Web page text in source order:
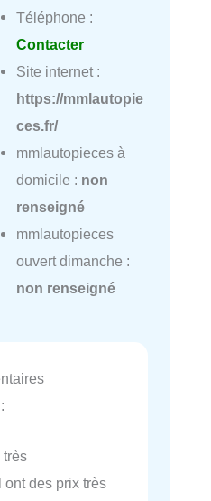
Téléphone :
Contacter
Site internet :
https://mmlautopie
ces.fr/
mmlautopieces à
domicile : non
renseigné
mmlautopieces
ouvert dimanche :
non renseigné
:
très
des prix très